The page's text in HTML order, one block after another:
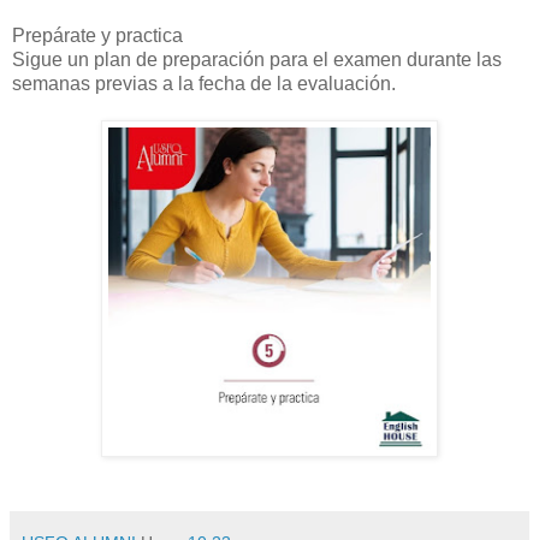
Prepárate y practica
Sigue un plan de preparación para el examen durante las
semanas previas a la fecha de la evaluación.